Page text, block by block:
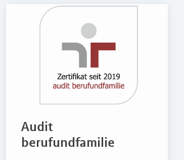
Audit
berufundfamilie